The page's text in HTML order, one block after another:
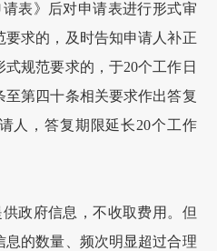
表》后对申请表进行形式审
求的，及时告知申请人补正
式规范要求的，于20个工作日
至第四十条相关要求作出答复
人，答复期限延长20个工作
政府信息，不收取费用。但
的数量、频次明显超过合理